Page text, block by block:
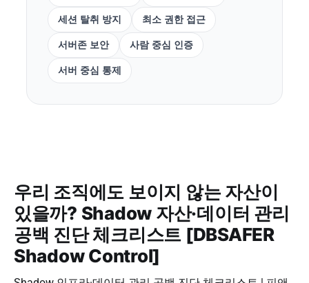
세션 탈취 방지 최소 권한 접근
서버존 보안 사람 중심 인증
서버 중심 통제
우리 조직에도 보이지 않는 자산이
있을까? Shadow 자산·데이터 관리
공백 진단 체크리스트 [DBSAFER
Shadow Control]